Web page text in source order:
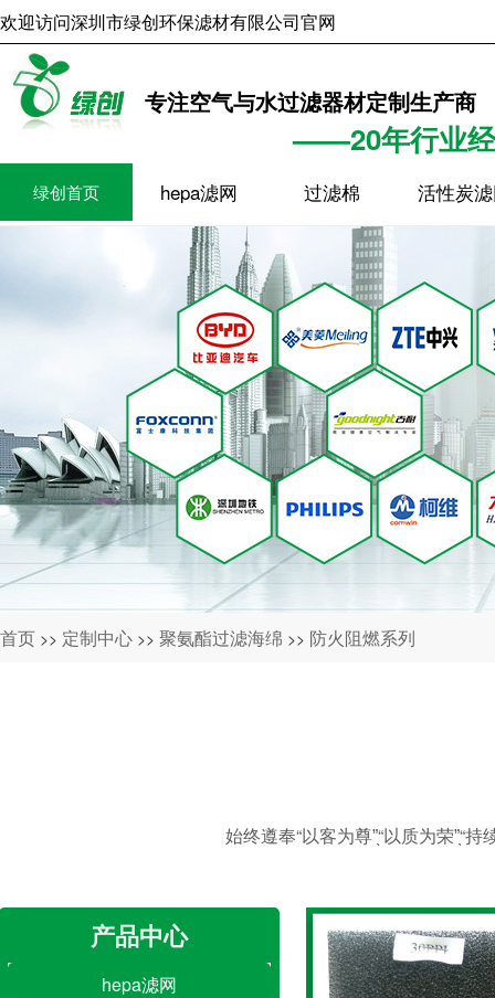
2026年8月7日
欢迎访问深圳市绿创环保滤材有限公司官网
绿创首页 hepa滤网 过滤棉 活性炭
专注空气与水过滤器材定制生产商
——20年行业
首页 >> 定制中心 >> 聚氨酯过滤海绵 >> 防火阻燃系列
始终遵奉“以客为尊”̖“以质为荣”̖“
产品中心
hepa滤网